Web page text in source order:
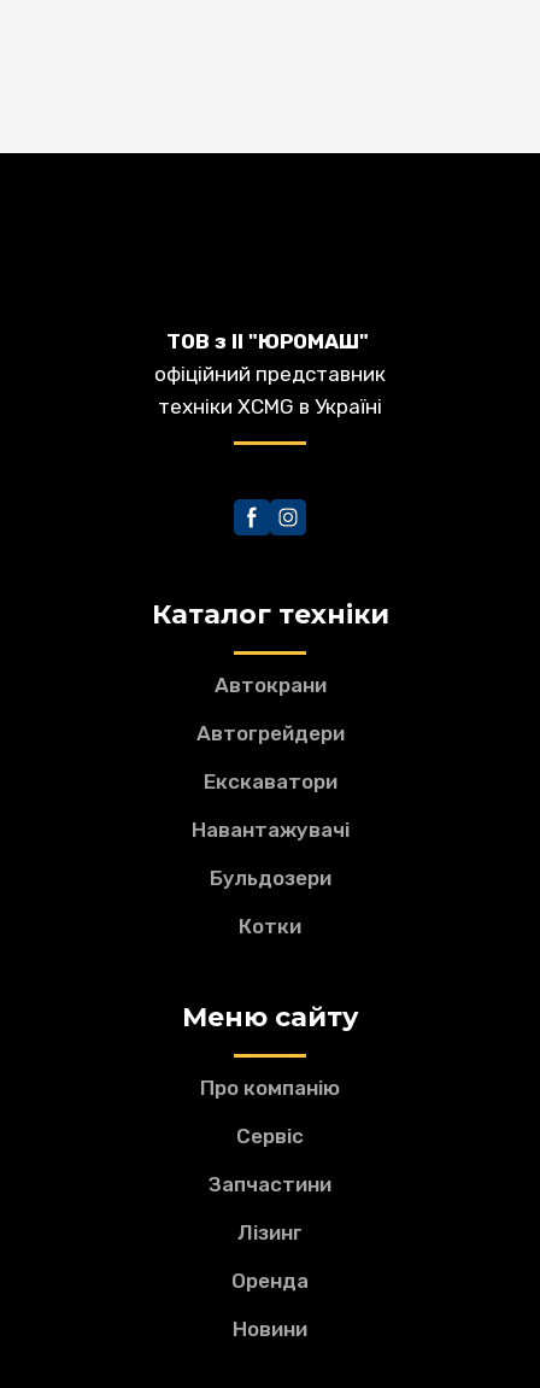
ТОВ з ІІ "ЮРОМАШ"
офіційний представник
техніки XCMG в Україні
Каталог техніки
Автокрани
Автогрейдери
Екскаватори
Навантажувачі
Бульдозери
Котки
Меню сайту
Про компанію
Сервіс
Запчастини
Лізинг
Оренда
Новини